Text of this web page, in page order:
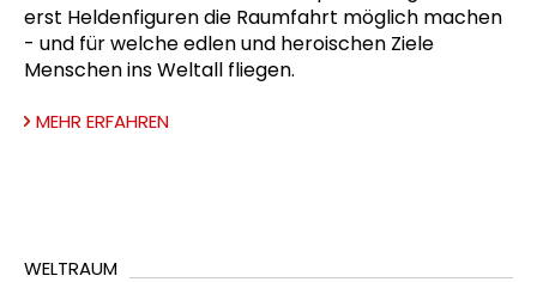
erst Heldenfiguren die Raumfahrt möglich machen
- und für welche edlen und heroischen Ziele
Menschen ins Weltall fliegen.
MEHR ERFAHREN
WELTRAUM